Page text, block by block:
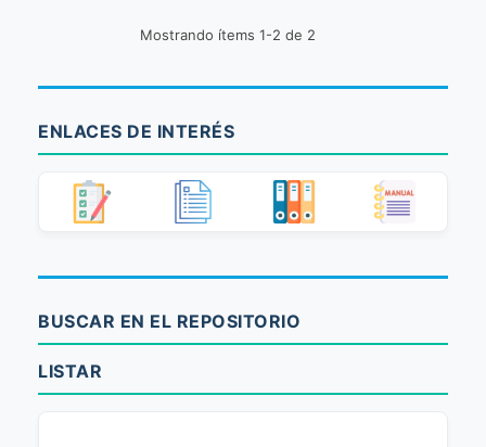
Mostrando ítems 1-2 de 2
ENLACES DE INTERÉS
BUSCAR EN EL REPOSITORIO
LISTAR